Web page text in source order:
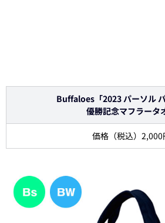
Buffaloes「2023 パーソル パ
優勝記念マフラータ
価格（税込）2,000